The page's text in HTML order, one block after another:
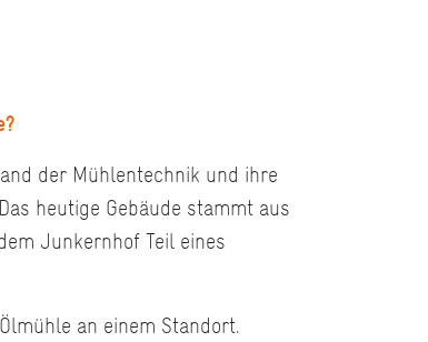
der Mühlentechnik und ihre
heutige Gebäude stammt aus
Junkernhof Teil eines
an einem Standort.